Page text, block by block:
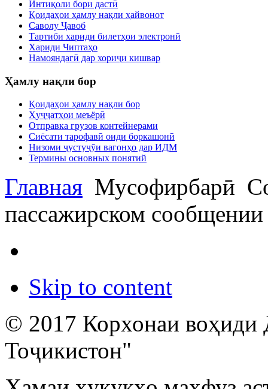
Интиқоли бори дастӣ
Қоидаҳои ҳамлу нақли ҳайвонот
Саволу Ҷавоб
Тартиби хариди билетҳои электронӣ
Хариди Чиптаҳо
Намояндагӣ дар хориҷи кишвар
Ҳамлу нақли бор
Қоидаҳои ҳамлу нақли бор
Ҳуҷҷатҳои меъёрӣ
Отправка грузов контейнерами
Сиёсати тарофавӣ оиди боркашонӣ
Низоми ҷустуҷӯи вагонҳо дар ИДМ
Термины основных понятий
Главная Мусофирбарӣ
пассажирском сообщении
Skip to content
© 2017 Корхонаи воҳиди
Тоҷикистон"